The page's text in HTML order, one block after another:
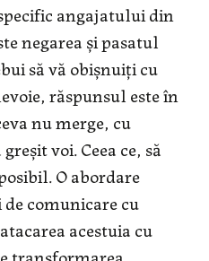
angajatului din
negarea și pasatul
să vă obișnuiți cu
răspunsul este în
nu merge, cu
voi. Ceea ce, să
O abordare
comunicare cu
acestuia cu